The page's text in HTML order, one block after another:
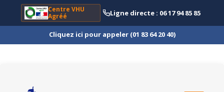
Centre VHU
Agréé
Ligne directe : 06 17 94 85 85
Cliquez ici pour appeler (01 83 64 20 40)